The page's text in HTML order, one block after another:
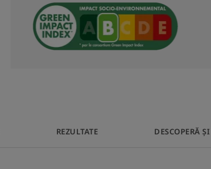
predispusă la
și îndepărtează
excesiv pielea. Mai
procedură
REZULTATE DESCOPERĂ